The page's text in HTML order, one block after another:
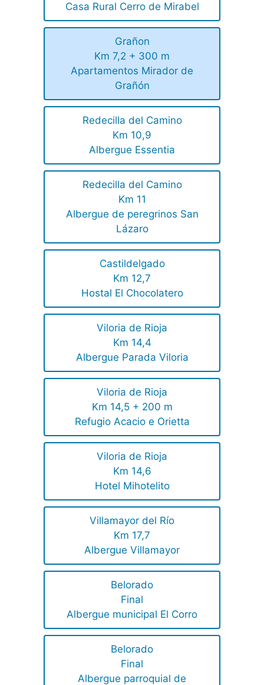
Casa Rural Cerro de Mirabel
Grañon
Km 7,2 + 300 m
Apartamentos Mirador de
Grañón
Redecilla del Camino
Km 10,9
Albergue Essentia
Redecilla del Camino
Km 11
Albergue de peregrinos San
Lázaro
Castildelgado
Km 12,7
Hostal El Chocolatero
Viloria de Rioja
Km 14,4
Albergue Parada Viloria
Viloria de Rioja
Km 14,5 + 200 m
Refugio Acacio e Orietta
Viloria de Rioja
Km 14,6
Hotel Mihotelito
Villamayor del Río
Km 17,7
Albergue Villamayor
Belorado
Final
Albergue municipal El Corro
Belorado
Final
Albergue parroquial de